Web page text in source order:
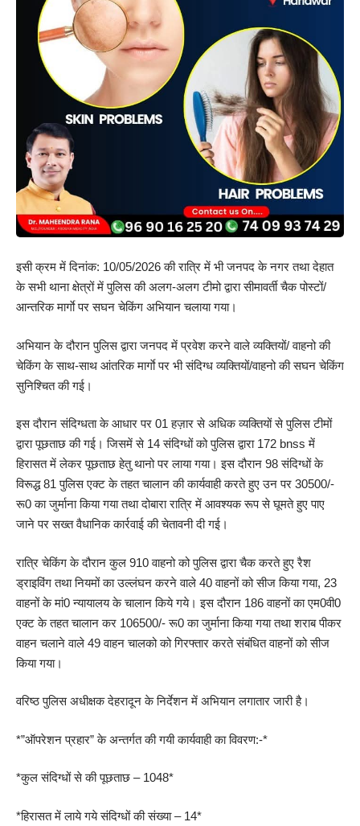
इसी क्रम में दिनांक: 10/05/2026 की रात्रि में भी जनपद के नगर तथा देहात
के सभी थाना क्षेत्रों में पुलिस की अलग-अलग टीमो द्वारा सीमावर्ती चैक पोस्टों/
आन्तरिक मार्गाे पर सघन चेकिंग अभियान चलाया गया।
अभियान के दौरान पुलिस द्वारा जनपद में प्रवेश करने वाले व्यक्तियों/ वाहनो की
चेकिंग के साथ-साथ आंतरिक मार्गाे पर भी संदिग्ध व्यक्तियों/वाहनो की सघन चेकिंग
सुनिश्चित की गई।
इस दौरान संदिग्धता के आधार पर 01 हज़ार से अधिक व्यक्तियों से पुलिस टीमों
द्वारा पूछताछ की गई। जिसमें से 14 संदिग्धों को पुलिस द्वारा 172 bnss में
हिरासत में लेकर पूछताछ हेतु थानो पर लाया गया। इस दौरान 98 संदिग्धों के
विरूद्ध 81 पुलिस एक्ट के तहत चालान की कार्यवाही करते हुए उन पर 30500/-
रू0 का जुर्माना किया गया तथा दोबारा रात्रि में आवश्यक रूप से घूमते हुए पाए
जाने पर सख्त वैधानिक कार्रवाई की चेतावनी दी गई।
रात्रि चेकिंग के दौरान कुल 910 वाहनो को पुलिस द्वारा चैक करते हुए रैश
ड्राइविंग तथा नियमों का उल्लंघन करने वाले 40 वाहनों को सीज किया गया, 23
वाहनों के मां0 न्यायालय के चालान किये गये। इस दौरान 186 वाहनों का एम0वी0
एक्ट के तहत चालान कर 106500/- रू0 का जुर्माना किया गया तथा शराब पीकर
वाहन चलाने वाले 49 वाहन चालको को गिरफ्तार करते संबंधित वाहनों को सीज
किया गया।
वरिष्ठ पुलिस अधीक्षक देहरादून के निर्देशन में अभियान लगातार जारी है।
*”ऑपरेशन प्रहार” के अन्तर्गत की गयी कार्यवाही का विवरण:-*
*कुल संदिग्धों से की पूछताछ – 1048*
*हिरासत में लाये गये संदिग्धों की संख्या – 14*